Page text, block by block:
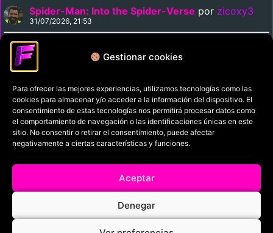
Gestionar cookies
Para ofrecer las mejores experiencias, utilizamos tecnologías como las
cookies para almacenar y/o acceder a la información del dispositivo. El
consentimiento de estas tecnologías nos permitirá procesar datos como
el comportamiento de navegación o las identificaciones únicas en este
sitio. No consentir o retirar el consentimiento, puede afectar
negativamente a ciertas características y funciones.
Aceptar
Denegar
Spider-Man: Into the Spider-Verse por zicoxy3
31/07/2026, 21:53
Arrival
31/07/2026, 21:33
Política de privacidad
Términos y condiciones
Política de cookies
Filmaniak (2026)
© All rights reserved